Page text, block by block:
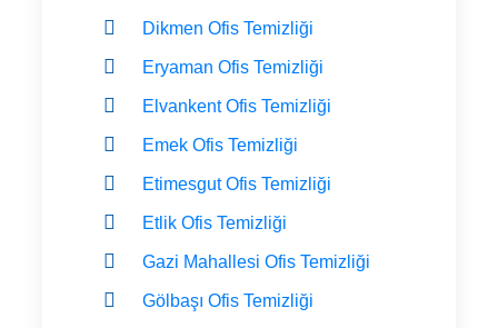
Dikmen Ofis Temizliği
Eryaman Ofis Temizliği
Elvankent Ofis Temizliği
Emek Ofis Temizliği
Etimesgut Ofis Temizliği
Etlik Ofis Temizliği
Gazi Mahallesi Ofis Temizliği
Gölbaşı Ofis Temizliği